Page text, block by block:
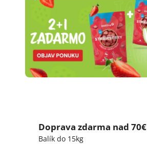
Doprava zdarma nad 70€
Balík do 15kg